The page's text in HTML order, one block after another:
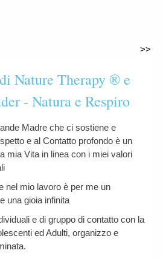
>>
Nature Therapy ® e
- Natura e Respiro
Madre che ci sostiene e
e al Contatto profondo è un
mia Vita in linea con i miei valori
nel mio lavoro è per me un
una gioia infinita
e di gruppo di contatto con la
ed Adulti, organizzo e